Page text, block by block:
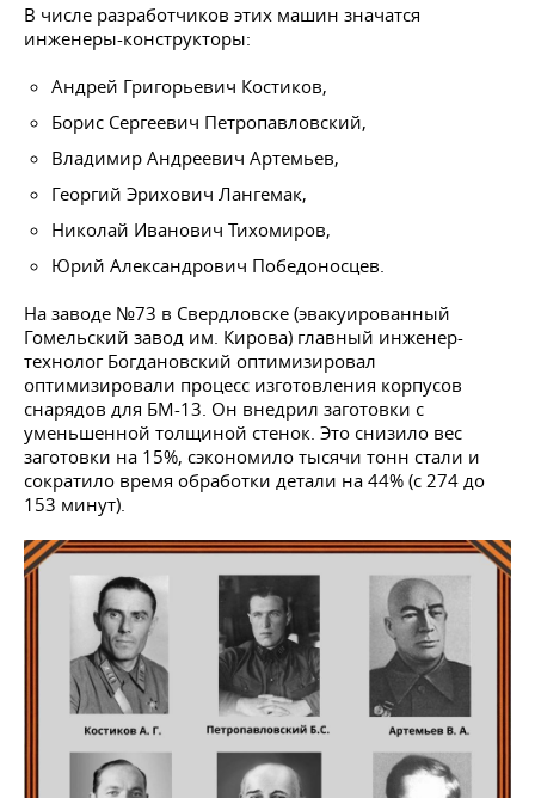
В числе разработчиков этих машин значатся
инженеры-конструкторы:
Андрей Григорьевич Костиков,
Борис Сергеевич Петропавловский,
Владимир Андреевич Артемьев,
Георгий Эрихович Лангемак,
Николай Иванович Тихомиров,
Юрий Александрович Победоносцев.
На заводе №73 в Свердловске (эвакуированный
Гомельский завод им. Кирова) главный инженер-
технолог Богдановский оптимизировал
оптимизировали процесс изготовления корпусов
снарядов для БМ-13. Он внедрил заготовки с
уменьшенной толщиной стенок. Это снизило вес
заготовки на 15%, сэкономило тысячи тонн стали и
сократило время обработки детали на 44% (с 274 до
153 минут).